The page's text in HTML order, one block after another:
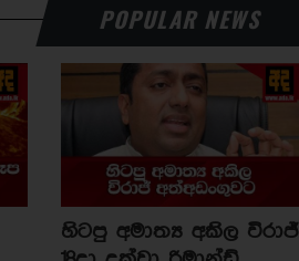
POPULAR NEWS
හිටපු අමාත්‍ය අකිල විරාජ්